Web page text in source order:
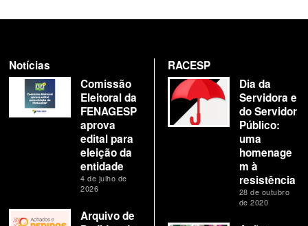
Notícias
Comissão
Eleitoral da
FENAGESP
aprova
edital para
eleição da
entidade
4 de julho de
2026
Arquivo de
RACESP
Dia da
Servidora e
do Servidor
Público:
uma
homenage
m à
resistência
28 de outubro
de 2020